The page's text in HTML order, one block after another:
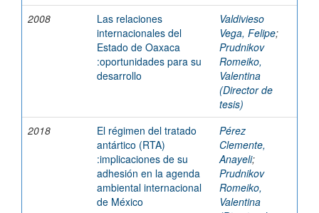
2008
Las relaciones
internacionales del
Estado de Oaxaca
:oportunidades para su
desarrollo
Valdivieso
Vega, Felipe;
Prudnikov
Romeiko,
Valentina
(Director de
tesis)
2018
El régimen del tratado
antártico (RTA)
:implicaciones de su
adhesión en la agenda
ambiental internacional
de México
Pérez
Clemente,
Anayeli;
Prudnikov
Romeiko,
Valentina